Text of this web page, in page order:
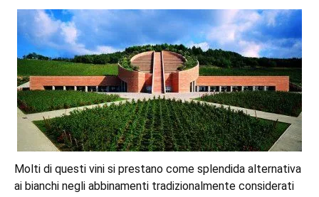
Molti di questi vini si prestano come splendida alternativa
ai bianchi negli abbinamenti tradizionalmente considerati